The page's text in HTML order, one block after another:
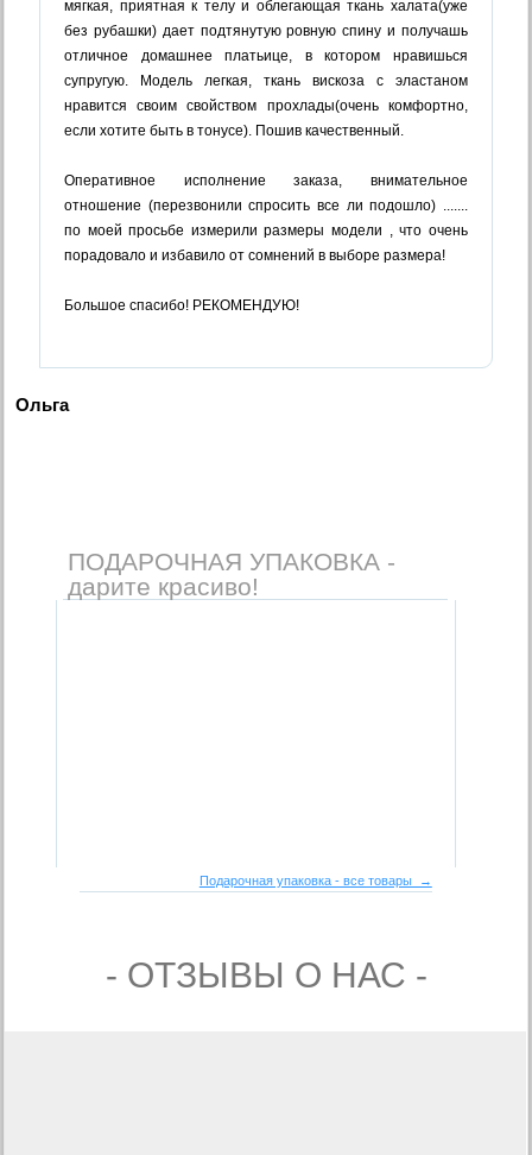
мягкая, приятная к телу и облегающая ткань халата(уже
без рубашки) дает подтянутую ровную спину и получашь
отличное домашнее платьице, в котором нравишься
супругую. Модель легкая, ткань вискоза с эластаном
нравится своим свойством прохлады(очень комфортно,
если хотите быть в тонусе). Пошив качественный.
Оперативное исполнение заказа, внимательное
отношение (перезвонили спросить все ли подошло) .......
по моей просьбе измерили размеры модели , что очень
порадовало и избавило от сомнений в выборе размера!
Большое спасибо! РЕКОМЕНДУЮ!
Ольга
ПОДАРОЧНАЯ УПАКОВКА -
дарите красиво!
Подарочная упаковка - все товары →
- ОТЗЫВЫ О НАС -